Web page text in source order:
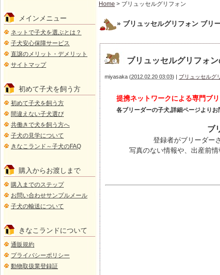
Home > ブリュッセルグリフォン
» ブリュッセルグリフォン ブリ
ブリュッセルグリフォ
miyasaka (2012.02.20 03:03) | ブリュッセルグ
提携ネットワークによる専門ブ
各ブリーダーの子犬,詳細ページより
ブ
登録者がブリーダー
写真のない情報や、出産前
メインメニュー
ネットで子犬を選ぶとは？
子犬安心保障サービス
直譲のメリット・デメリット
サイトマップ
初めて子犬を飼う方
初めて子犬を飼う方
間違えない子犬選び
共働きで犬を飼う方へ
子犬の見学について
きなこランド～子犬のFAQ
購入からお渡しまで
購入までのステップ
お問い合わせサンプルメール
子犬の輸送について
きなこランドについて
通販規約
プライバシーポリシー
動物取扱業登録証